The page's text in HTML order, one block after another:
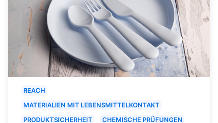
REACH
MATERIALIEN MIT LEBENSMITTELKONTAKT
PRODUKTSICHERHEIT
CHEMISCHE PRÜFUNGEN